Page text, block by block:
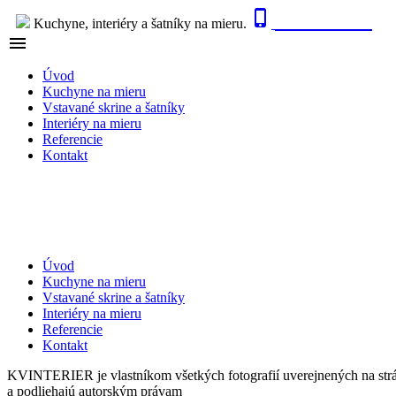
Kuchyne, interiéry a šatníky na mieru. 

Úvod
Kuchyne na mieru
Vstavané skrine a šatníky
Interiéry na mieru
Referencie
Kontakt
Úvod
Kuchyne na mieru
Vstavané skrine a šatníky
Interiéry na mieru
Referencie
Kontakt
KVINTERIER je vlastníkom všetkých fotografií uverejnených na
a podliehajú autorským právam